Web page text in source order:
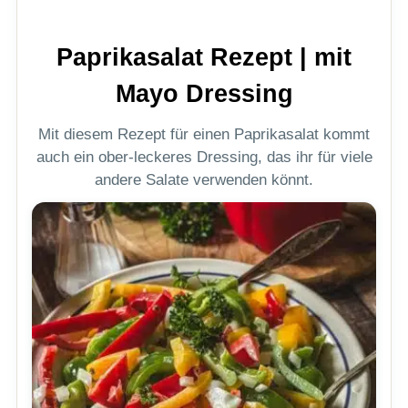
Paprikasalat Rezept | mit
Mayo Dressing
Mit diesem Rezept für einen Paprikasalat kommt
auch ein ober-leckeres Dressing, das ihr für viele
andere Salate verwenden könnt.